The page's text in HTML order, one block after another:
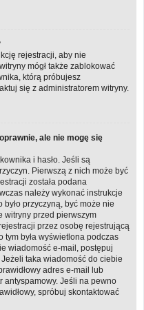
rejestracji, aby nie
mógł także zablokować
którą próbujesz
się z administratorem witryny.
ale nie mogę się
i hasło. Jeśli są
Pierwszą z nich może być
została podana
należy wykonać instrukcje
przyczyną, być może nie
witryny przed pierwszym
przez osobę rejestrującą
tym była wyświetlona podczas
wiadomość e-mail, postępuj
taka wiadomość do ciebie
adres e-mail lub
antyspamowy. Jeśli na pewno
spróbuj skontaktować